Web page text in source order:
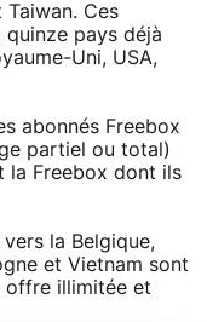
Taiwan. Ces
pays déjà
Uni, USA,
abonnés Freebox
partiel ou total)
la Freebox dont ils
la Belgique,
et Vietnam sont
offre illimitée et